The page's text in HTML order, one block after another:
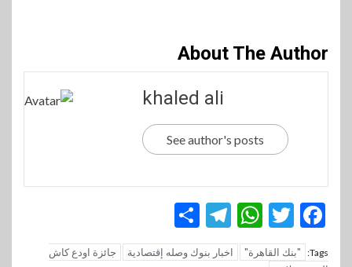
About The Author
khaled ali
See author's posts
Facebook
Twitter
WhatsApp
Telegram
Tags: "بنك القاهرة" اخبار بنوك وصله إقتصادية
جائزة اودع كاش